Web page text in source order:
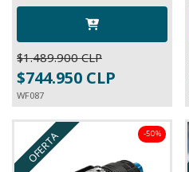
$1.489.900 CLP
$744.950 CLP
WF087
OFERTA -50%